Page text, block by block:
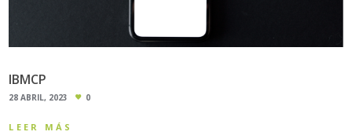
IBMCP
28 ABRIL, 2023 0
LEER MÁS